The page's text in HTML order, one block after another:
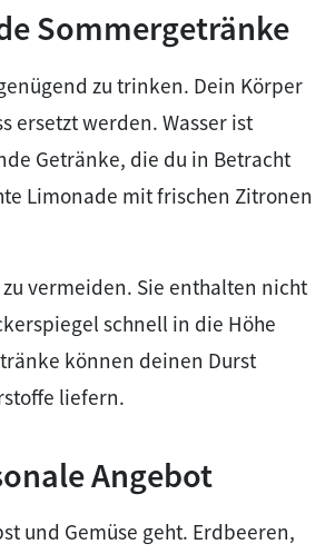
Sommergetränke
zu trinken. Dein Körper
ersetzt werden. Wasser ist
Getränke, die du in Betracht
Limonade mit frischen Zitronen
vermeiden. Sie enthalten nicht
schnell in die Höhe
können deinen Durst
liefern.
Angebot
und Gemüse geht. Erdbeeren,